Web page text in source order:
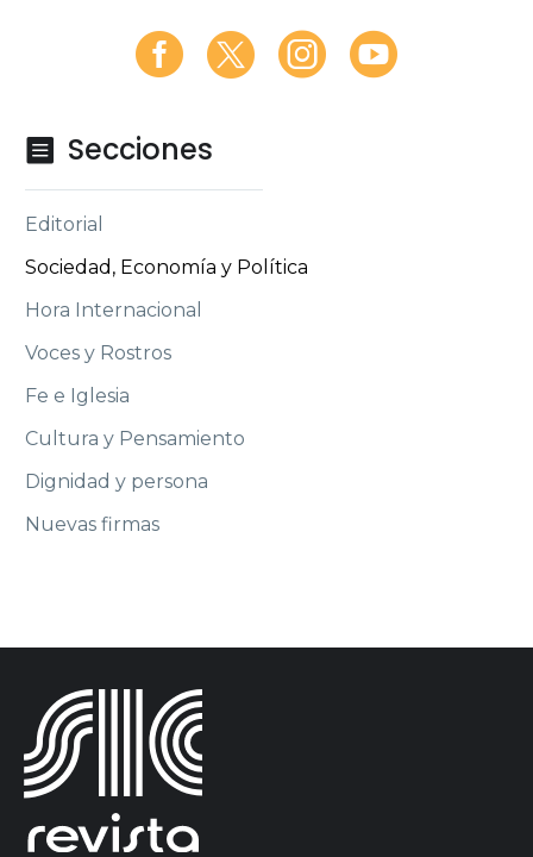
 Secciones
Editorial
Sociedad, Economía y Política
Hora Internacional
Voces y Rostros
Fe e Iglesia
Cultura y Pensamiento
Dignidad y persona
Nuevas firmas